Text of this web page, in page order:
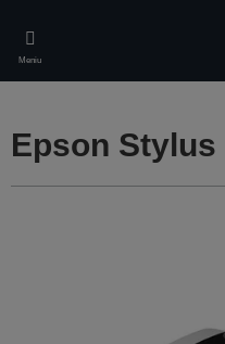
main
content
Meniu
Epson